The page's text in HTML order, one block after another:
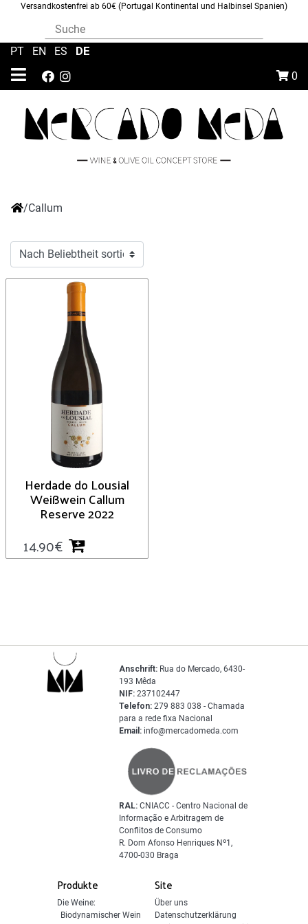
Versandkostenfrei ab 60€ (Portugal Kontinental und Halbinsel Spanien)
0
PT EN ES DE
/Callum
Herdade do Lousial
Weißwein Callum
Reserve 2022
14.90€
Produkte
Die Weine:
Biodynamischer Wein
Site
Über uns
Datenschutzerklärung
Anschrift: Rua do Mercado, 6430-
193 Mêda
NIF: 237102447
Telefon: 279 883 038 - Chamada
para a rede fixa Nacional
Email: info@mercadomeda.com
RAL: CNIACC - Centro Nacional de
Informação e Arbitragem de
Conflitos de Consumo
R. Dom Afonso Henriques Nº1,
4700-030 Braga